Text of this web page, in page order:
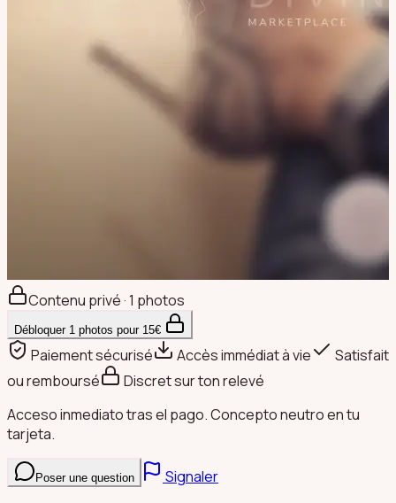
Contenu privé · 1 photos
Débloquer 1 photos pour 15€
Paiement sécurisé Accès immédiat à vie
Satisfait
ou remboursé
Discret sur ton relevé
Acceso inmediato tras el pago. Concepto neutro en tu
tarjeta.
Poser une question Signaler